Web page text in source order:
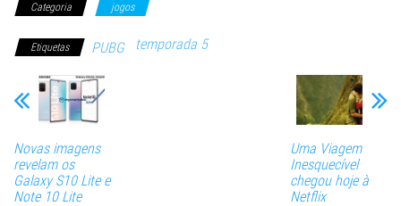
Categoria jogos
Etiquetas PUBG temporada 5
Novas imagens
revelam os
Galaxy S10 Lite e
Note 10 Lite
Uma Viagem
Inesquecível
chegou hoje à
Netflix